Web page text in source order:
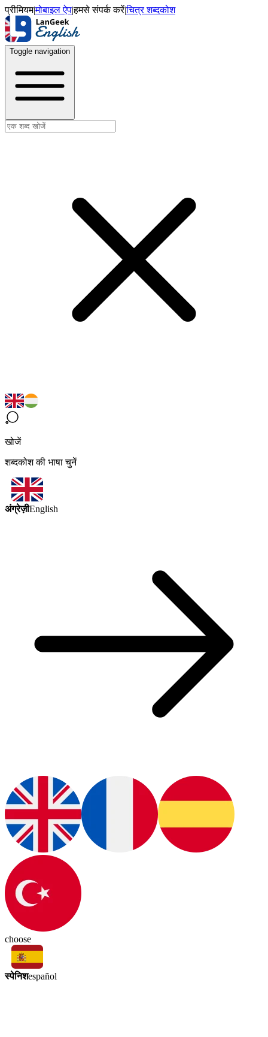
प्रीमियम|मोबाइल ऐप|हमसे संपर्क करें|चित्र शब्दकोश
Toggle navigation
खोजें
शब्दकोश की भाषा चुनें
अंग्रेज़ीEnglish
choose
स्पेनिशespañol